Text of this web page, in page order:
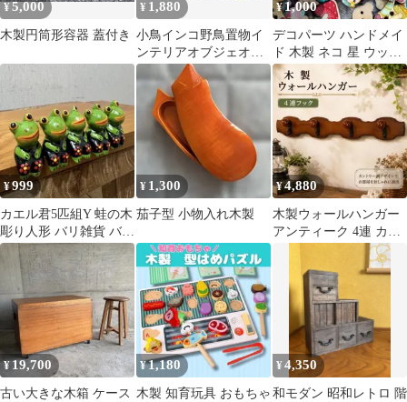
¥5,000
木製円筒形容器 蓋付き
¥ 1,880
小鳥インコ野鳥置物イ
ンテリアオブジェオー
ナメント陶器素焼き陶
芸鳥型北欧韓国鳥雑貨
¥1,000
デコパーツ ハンドメイ
ド 木製 ネコ 星 ウッド
素材
¥999
カエル君5匹組Y 蛙の木
彫り人形 バリ雑貨 バリ
島 アジアン雑貨 バリ蛙
セット
¥ 1,300
茄子型 小物入れ木製
¥4,880
木製ウォールハンガー
アンティーク 4連 カン
トリー調 コート掛け
¥19,700
古い大きな木箱 ケース
¥1,180
木製 知育玩具 おもちゃ
¥4,350
和モダン 昭和レトロ 階